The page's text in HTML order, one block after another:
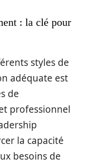
: la clé pour
styles de
adéquate est
de
professionnel
la capacité
besoins de